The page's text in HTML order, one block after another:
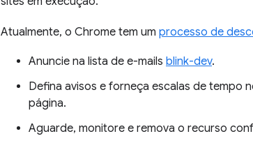
Atualmente, o Chrome tem um processo de
Anuncie na lista de e-mails blink-dev.
Defina avisos e forneça escalas de tempo
página.
Aguarde, monitore e remova o recurso